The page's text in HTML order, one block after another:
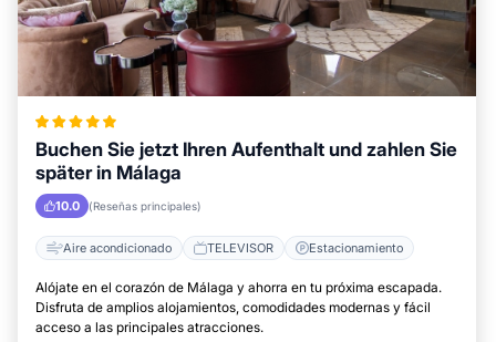
Buchen Sie jetzt Ihren Aufenthalt und zahlen Sie
später in Málaga
10.0 (Reseñas principales)
Aire acondicionado TELEVISOR Estacionamiento
Alójate en el corazón de Málaga y ahorra en tu próxima escapada.
Disfruta de amplios alojamientos, comodidades modernas y fácil
acceso a las principales atracciones.